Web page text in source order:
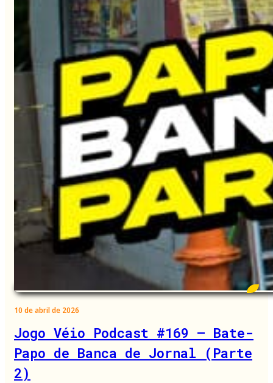
10 de abril de 2026
Jogo Véio Podcast #169 – Bate-
Papo de Banca de Jornal (Parte
2)